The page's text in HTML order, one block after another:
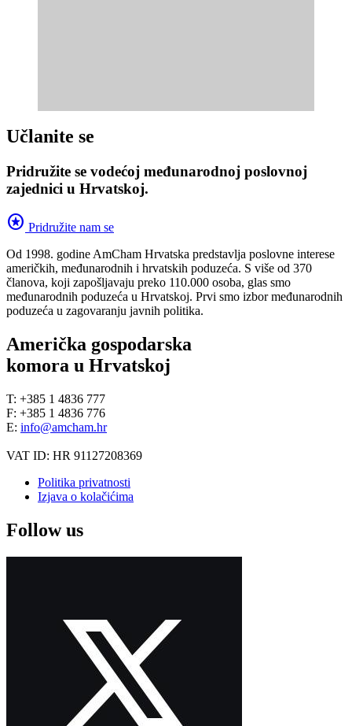
Učlanite se
Pridružite se vodećoj međunarodnoj poslovnoj
zajednici u Hrvatskoj.
stars Pridružite nam se
Od 1998. godine AmCham Hrvatska predstavlja poslovne interese
američkih, međunarodnih i hrvatskih poduzeća. S više od 370
članova, koji zapošljavaju preko 110.000 osoba, glas smo
međunarodnih poduzeća u Hrvatskoj. Prvi smo izbor međunarodnih
poduzeća u zagovaranju javnih politika.
Američka gospodarska
komora u Hrvatskoj
T: +385 1 4836 777
F: +385 1 4836 776
E: info@amcham.hr
VAT ID: HR 91127208369
Politika privatnosti
Izjava o kolačićima
Follow us